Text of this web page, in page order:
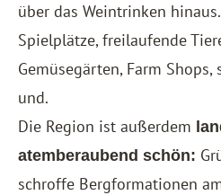
über das Weintrinken
Spielplätze, freilaufende
Gemüsegärten, Farm
und.
Die Region ist außerdem
atemberaubend schön:
schroffe Bergformationen